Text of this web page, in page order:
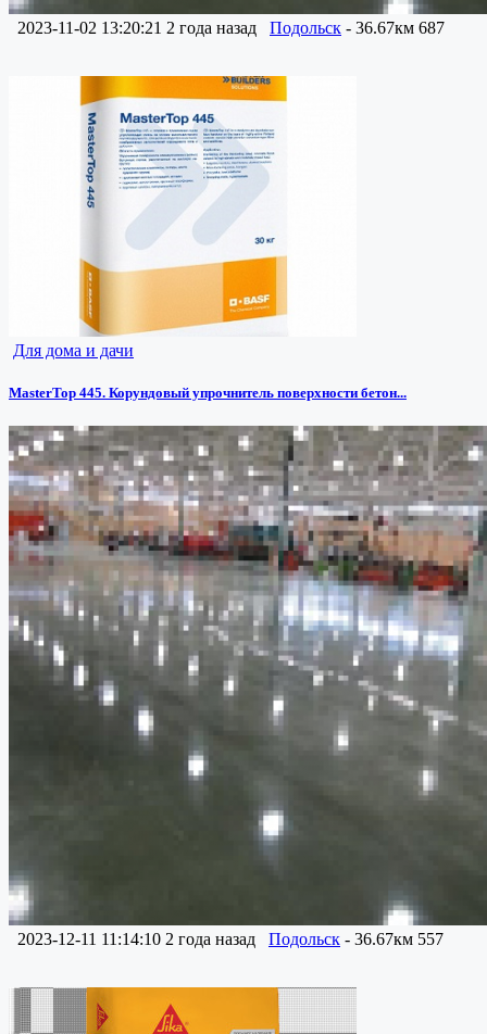
2023-11-02 13:20:21 2 года назад Подольск - 36.67км 687
Для дома и дачи
MasterTop 445. Корундовый упрочнитель поверхности бетон...
2023-12-11 11:14:10 2 года назад Подольск - 36.67км 557